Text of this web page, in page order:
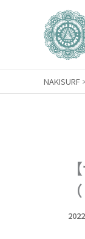
ッ
NAKISURF